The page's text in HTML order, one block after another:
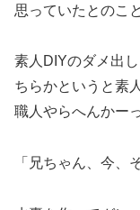
思っていたとのこと
素人DIYのダメ出
ちらかというと素
職人やらへんかー
「兄ちゃん、今、